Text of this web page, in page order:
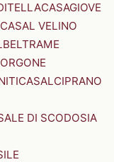
CASAGIOVE
CASAL VELINO
CASALCIPRANO
DI SCODOSIA